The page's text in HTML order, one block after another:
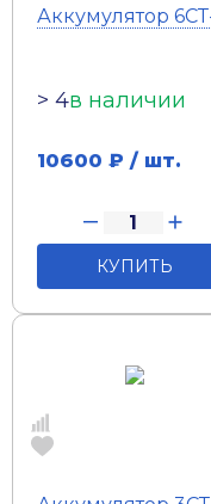
> 4в наличии
10600 ₽ / шт.
КУПИТЬ